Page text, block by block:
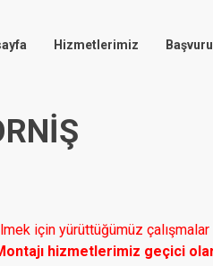
Hizmetlerimiz Başvuru
için yürüttüğümüz çalışmalar
hizmetlerimiz geçici